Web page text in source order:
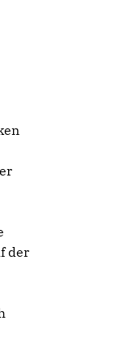
der